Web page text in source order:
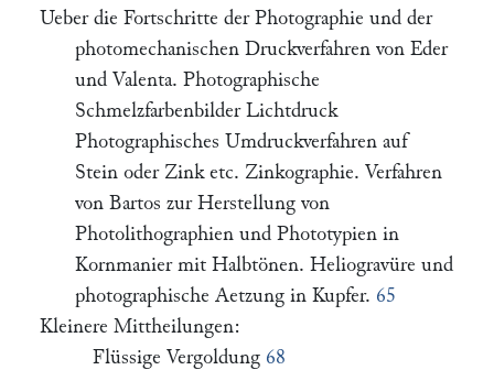
Ueber die Fortschritte der Photographie und der
photomechanischen Druckverfahren von Eder
und Valenta. Photographische
Schmelzfarbenbilder Lichtdruck
Photographisches Umdruckverfahren auf
Stein oder Zink etc. Zinkographie. Verfahren
von Bartos zur Herstellung von
Photolithographien und Phototypien in
Kornmanier mit Halbtönen. Heliogravüre und
photographische Aetzung in Kupfer. 65
Kleinere Mittheilungen:
Flüssige Vergoldung 68